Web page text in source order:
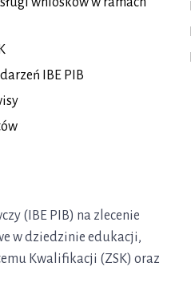
IBE PIB
(IBE PIB) na zlecenie
w dziedzinie edukacji,
Kwalifikacji (ZSK) oraz